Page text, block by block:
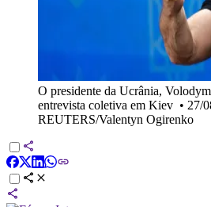
O presidente da Ucrânia,
entrevista coletiva em Kiev • 27/
REUTERS/Valentyn Ogirenko